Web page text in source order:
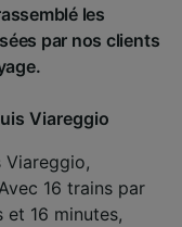
les
par nos clients
Viareggio
Viareggio,
16 trains par
16 minutes,